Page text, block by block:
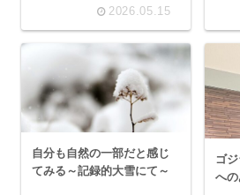
2026.05.15
自分も自然の一部だと感じ
てみる～記録的大雪にて～
ゴ
へ